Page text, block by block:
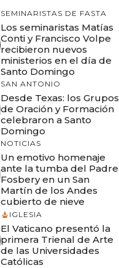
SEMINARISTAS DE FASTA
Los seminaristas Matías
Conti y Francisco Volpe
recibieron nuevos
ministerios en el día de
Santo Domingo
SAN ANTONIO
Desde Texas: los Grupos
de Oración y Formación
celebraron a Santo
Domingo
NOTICIAS
Un emotivo homenaje
ante la tumba del Padre
Fosbery en un San
Martín de los Andes
cubierto de nieve
IGLESIA
El Vaticano presentó la
primera Trienal de Arte
de las Universidades
Católicas